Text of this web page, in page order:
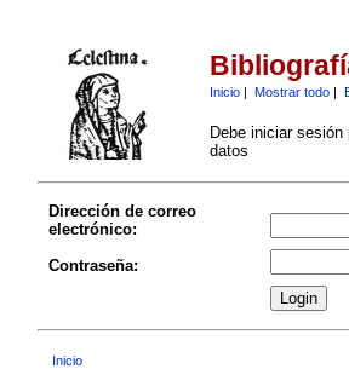
Inicio| Mostrar todo|
Debe iniciar
datos
Dirección de correo
electrónico:
Contraseña:
Inicio